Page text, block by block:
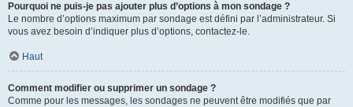
Pourquoi ne puis-je pas ajouter plus d’options à mon sondage ?
Le nombre d’options maximum par sondage est défini par l’administrateur. Si
vous avez besoin d’indiquer plus d’options, contactez-le.
Haut
Comment modifier ou supprimer un sondage ?
Comme pour les messages, les sondages ne peuvent être modifiés que par